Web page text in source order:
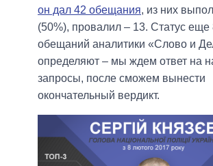
он дал 42 обещания, из них
(50%), провалил – 13. Статус еще
обещаний аналитики «Слово и
определяют – мы ждем ответ на
запросы, после сможем вынести
окончательный вердикт.